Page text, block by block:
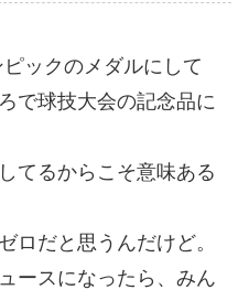
ックのメダルにして
で球技大会の記念品に
てるからこそ意味ある
ロだと思うんだけど。
ースになったら、みん